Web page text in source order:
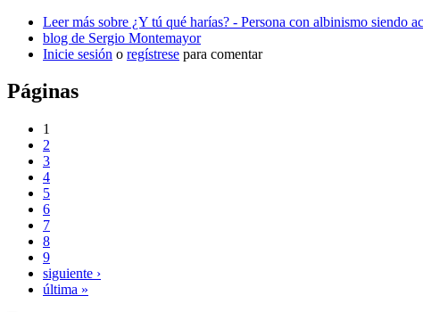
Leer más sobre ¿Y tú qué harías? - Persona con albinismo siendo
blog de Sergio Montemayor
Inicie sesión o regístrese para comentar
Páginas
1
2
3
4
5
6
7
8
9
siguiente ›
última »